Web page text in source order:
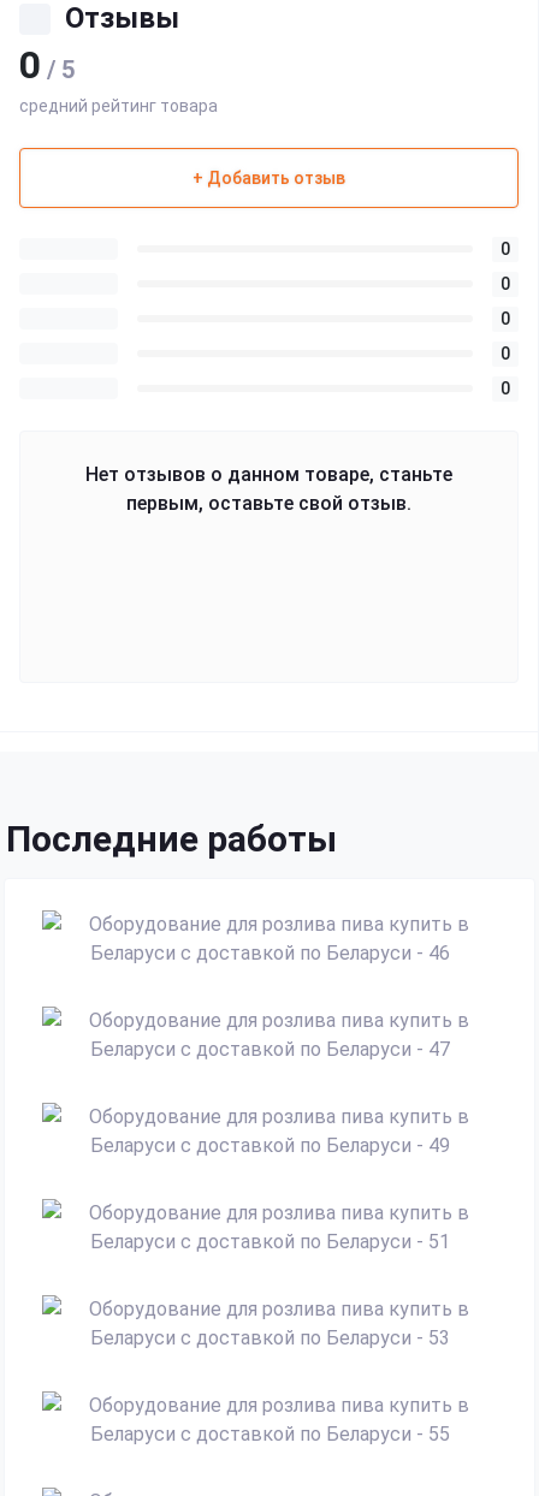
Отзывы
0 / 5
средний рейтинг товара
+ Добавить отзыв
0
0
0
0
0
Нет отзывов о данном товаре, станьте
первым, оставьте свой отзыв.
Последние работы